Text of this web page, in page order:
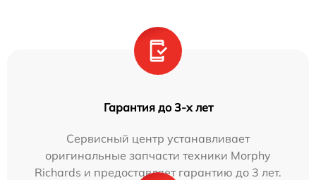
Гарантия до 3-х лет
Сервисный центр устанавливает
оригинальные запчасти техники Morphy
Richards и предоставляет гарантию до 3 лет.